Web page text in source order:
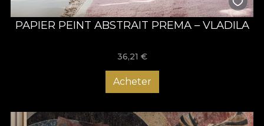
PAPIER PEINT ABSTRAIT PREMA – VLADILA
36,21 €
Acheter